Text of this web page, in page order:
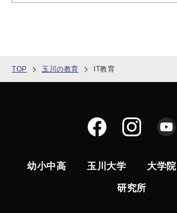
TOP 玉川の教育 IT教育
幼小中高 玉川大学 大学院
研究所